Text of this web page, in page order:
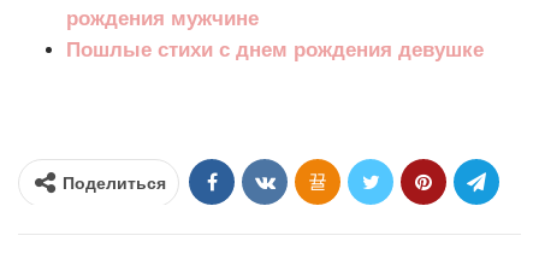
рождения мужчине
Пошлые стихи с днем рождения девушке
Поделиться